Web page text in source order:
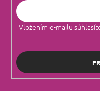
Vložením e-mailu